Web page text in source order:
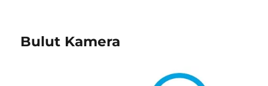
Bulut Kamera